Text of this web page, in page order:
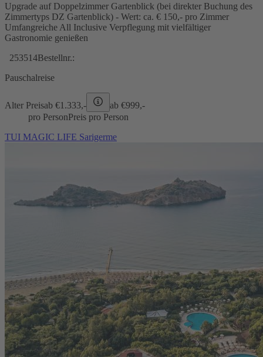
Upgrade auf Doppelzimmer Gartenblick (bei direkter Buchung des
Zimmertyps DZ Gartenblick) - Wert: ca. € 150,- pro Zimmer
Umfangreiche All Inclusive Verpflegung mit vielfältiger
Gastronomie genießen
253514Bestellnr.:
Pauschalreise
Alter Preisab €1.333,- ab €999,-
pro PersonPreis pro Person
TUI MAGIC LIFE Sarigerme